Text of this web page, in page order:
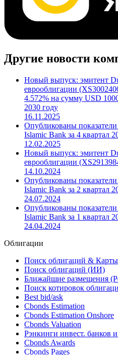
Другие новости
Новый выпуск: эмитент
еврооблигации
4.572% на сумму USD
2030 году
16.11.2025
Опубликованы
Islamic Bank за 4 квартал
12.02.2025
Новый выпуск: эмитент
еврооблигации
14.10.2024
Опубликованы
Islamic Bank за 2 квартал
Опубликованы
24.04.2024
Облигации
Поиск облигаций & Карты
Поиск облигаций (ИИ)
Ближайшие размещения
Поиск котировок
Best bid/ask
Cbonds Estimation
Cbonds Estimation Onshore